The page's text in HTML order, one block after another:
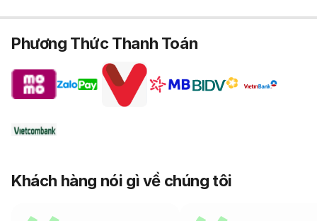
Phương Thức Thanh Toán
Khách hàng nói gì về chúng tôi